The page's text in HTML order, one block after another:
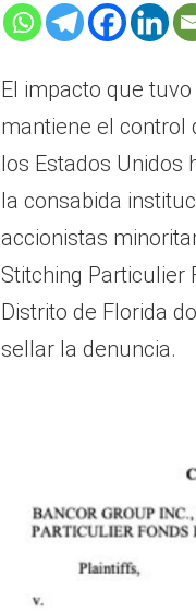
El impacto que
mantiene el control
los Estados Unidos
la consabida
accionistas
Stitching Particulier
Distrito de Florida
sellar la denuncia.